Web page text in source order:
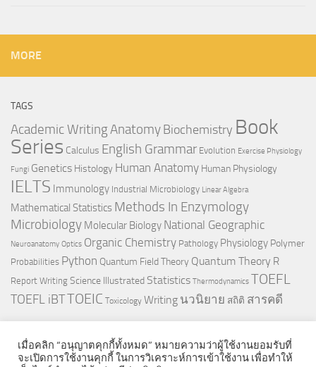
MORE
TAGS
Academic WritingAnatomy Biochemistry Book
Series Calculus English Grammar Evolution Exercise Physiology
Fungi Genetics Histology Human Anatomy Human Physiology
IELTS Immunology Industrial Microbiology Linear Algebra
Mathematical Statistics Methods In Enzymology
Microbiology Molecular Biology National Geographic
Neuroanatomy Optics Organic Chemistry Pathology Physiology Polymer
Probabilities Python Quantum Field Theory Quantum Theory R
Report Writing Science Illustrated Statistics Thermodynamics TOEFL
TOEFL iBTTOEIC Toxicology Writing นวนิยาย สถิติ สารคดี
เมื่อคลิก “อนุญาตคุกกี้ทั้งหมด” หมายความว่าผู้ใช้งานยอมรับที่
จะเปิดการใช้งานคุกกี้ ในการวิเคราะห์การเข้าใช้งาน เพื่อทำให้